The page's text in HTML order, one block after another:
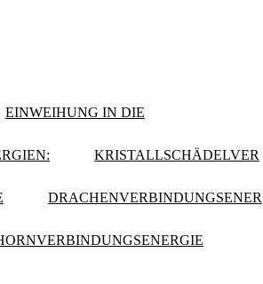
EINWEIHUNG IN DIE
KRISTALLSCHÄDELVER
DRACHENVERBINDUNGSENER